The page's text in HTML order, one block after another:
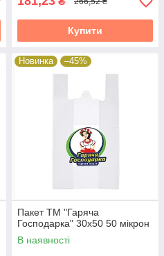
Купити
Новинка –45%
Пакет ТМ "Гаряча
Господарка" 30х50 50 мікрон
В наявності